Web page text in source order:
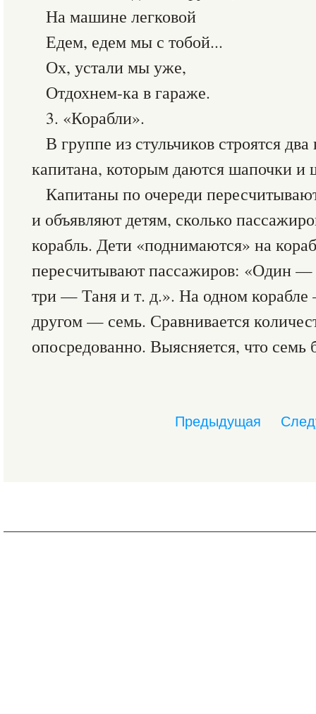
На машине легковой
Едем, едем мы с тобой...
Ох, устали мы уже,
Отдохнем-ка в гараже.
3. «Корабли».
В группе из стульчиков строятся
капитана, которым даются шапочки и
Капитаны по очереди
и объявляют детям, сколько
корабль. Дети «поднимаются» на
пересчитывают пассажиров: «Один
три — Таня и т. д.». На одном
другом — семь. Сравнивается
опосредованно. Выясняется, что
Предыдущая